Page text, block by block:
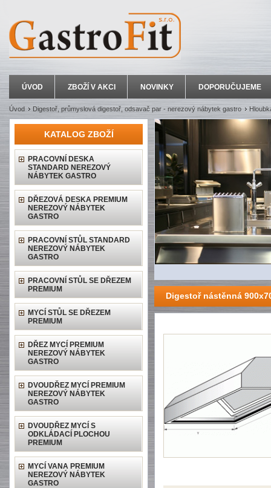
ÚVOD ZBOŽÍ V AKCI NOVINKY DOPORUČUJEME
Úvod Digestoř, průmyslová digestoř, odsavač par - nerezový nábytek gastro
KATALOG ZBOŽÍ
PRACOVNÍ DESKA
STANDARD NEREZOVÝ
NÁBYTEK GASTRO
DŘEZOVÁ DESKA PREMIUM
NEREZOVÝ NÁBYTEK
GASTRO
PRACOVNÍ STŮL STANDARD
NEREZOVÝ NÁBYTEK
GASTRO
PRACOVNÍ STŮL SE DŘEZEM
PREMIUM
MYCÍ STŮL SE DŘEZEM
PREMIUM
DŘEZ MYCÍ PREMIUM
NEREZOVÝ NÁBYTEK
GASTRO
DVOUDŘEZ MYCÍ PREMIUM
NEREZOVÝ NÁBYTEK
GASTRO
DVOUDŘEZ MYCÍ S
ODKLÁDACÍ PLOCHOU
PREMIUM
MYCÍ VANA PREMIUM
NEREZOVÝ NÁBYTEK
GASTRO
Digestoř nástěnná